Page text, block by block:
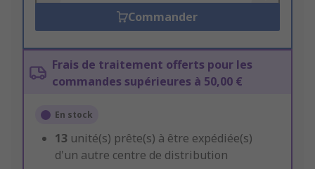
Commander
Frais de traitement offerts pour les
commandes supérieures à 50,00 €
En stock
13 unité(s) prête(s) à être expédiée(s)
d'un autre centre de distribution